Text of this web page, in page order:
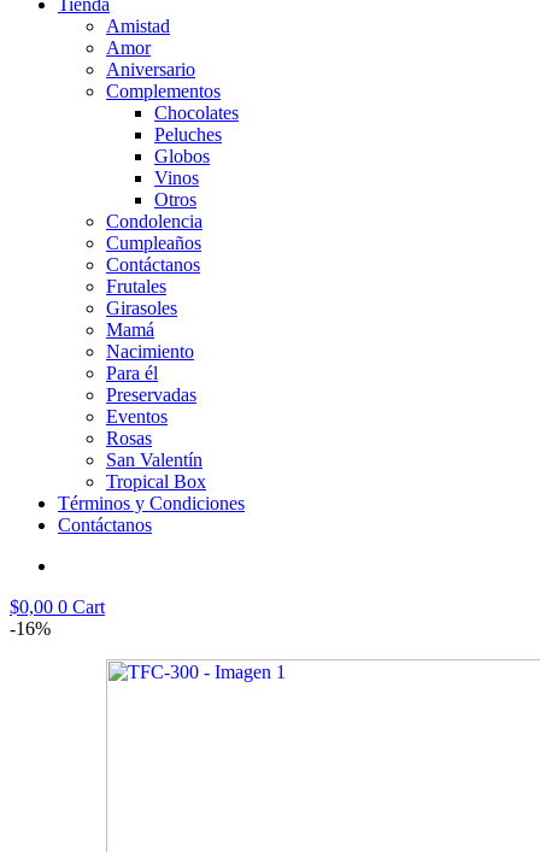
Tienda
Amistad
Amor
Aniversario
Complementos
Chocolates
Peluches
Globos
Vinos
Otros
Condolencia
Cumpleaños
Contáctanos
Frutales
Girasoles
Mamá
Nacimiento
Para él
Preservadas
Eventos
Rosas
San Valentín
Tropical Box
Términos y Condiciones
Contáctanos
$0,00 0 Cart
-16%